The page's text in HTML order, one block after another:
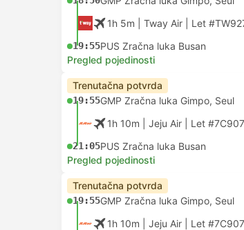
1h 5m | Tway Air Let
19:55PUS Zračna luka Busan
Pregled pojedinosti
Trenutačna potvrda
19:55GMP Zračna luka Gimpo, Seul
1h 10m | Jeju Air Let #7C907
21:05PUS Zračna luka Busan
Pregled pojedinosti
Trenutačna potvrda
19:55GMP Zračna luka Gimpo, Seul
1h 10m | Jeju Air Let #7C907